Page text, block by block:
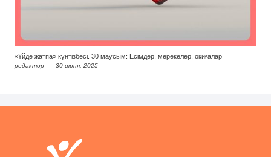
«Үйде жатпа» күнтізбесі. 30 маусым: Есімдер, мерекелер, оқиғалар
редактор 30 июня, 2025